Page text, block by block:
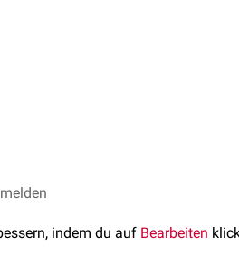
am 11.03.2023
indem du auf Bearbeiten